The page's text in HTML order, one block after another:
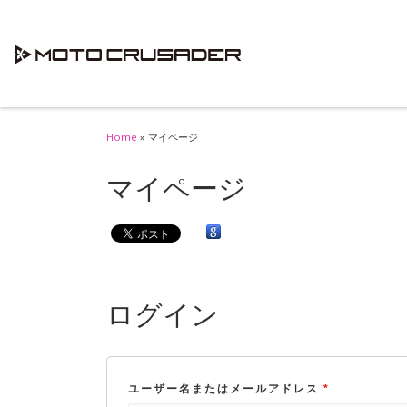
Home » マイページ
マイページ
ログイン
ユーザー名またはメールアドレス *